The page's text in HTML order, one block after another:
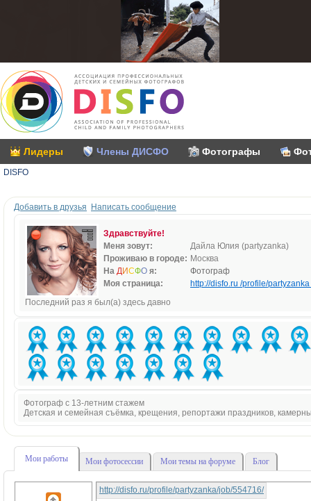
Лидеры Члены ДИСФО Фотографы
DISFO
Добавить в друзья Написать сообщение
Здравствуйте!
Меня зовут:
Дайла Юлия (partyzanka)
Проживаю в городе: Москва
На ДИСФО я:
Фотограф
Моя страница:
http://disfo.ru /profile/partyzanka
Последний раз я был(а) здесь давно
Фотограф с 13-летним стажем
Детская и семейная съёмка, крещения, репортажи праздников,
Мои работы Мои фотосессии Мои темы на форуме Блог
http://disfo.ru/profile/partyzanka/job/554716/